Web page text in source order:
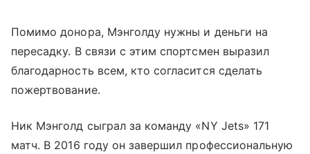
Помимо донора, Мэнголду нужны и деньги на
пересадку. В связи с этим спортсмен выразил
благодарность всем, кто согласится сделать
пожертвование.
Ник Мэнголд сыграл за команду «NY Jets» 171
матч. В 2016 году он завершил профессиональную